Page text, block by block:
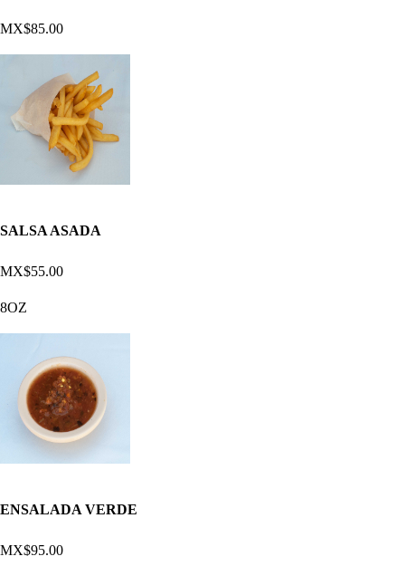
MX$85.00
SALSA ASADA
MX$55.00
8OZ
ENSALADA VERDE
MX$95.00